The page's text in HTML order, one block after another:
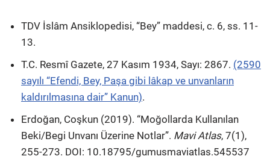
TDV İslâm Ansiklopedisi, “Bey” maddesi, c. 6, ss. 11-
13.
T.C. Resmî Gazete, 27 Kasım 1934, Sayı: 2867. (2590
sayılı “Efendi, Bey, Paşa gibi lâkap ve unvanların
kaldırılmasına dair” Kanun).
Erdoğan, Coşkun (2019). “Moğollarda Kullanılan
Beki/Begi Unvanı Üzerine Notlar”. Mavi Atlas, 7(1),
255-273. DOI: 10.18795/gumusmaviatlas.545537